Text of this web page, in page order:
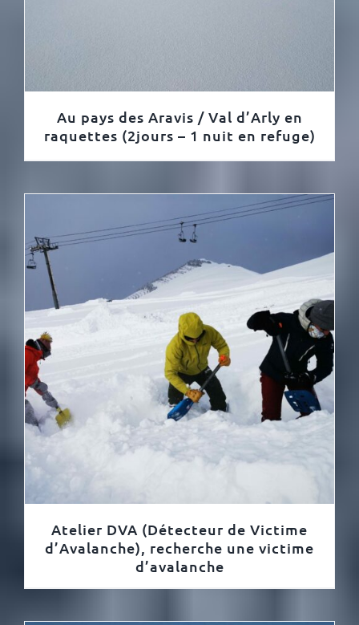
Au pays des Aravis / Val d’Arly en
raquettes (2jours – 1 nuit en refuge)
Atelier DVA (Détecteur de Victime
d’Avalanche), recherche une victime
d’avalanche